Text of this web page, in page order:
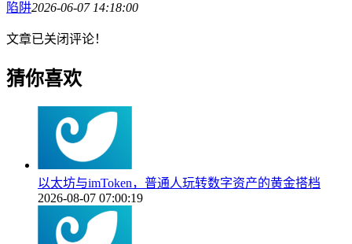
陷阱2026-06-07 14:18:00
文章已关闭评论！
猜你喜欢
以太坊与imToken，普通人玩转数字资产的黄金搭档
2026-08-07 07:00:19